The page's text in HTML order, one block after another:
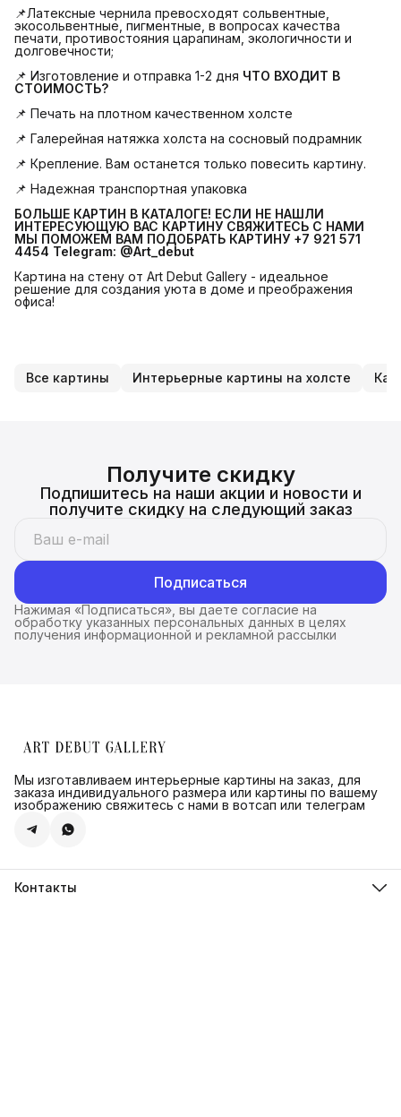
📌Латексные чернила превосходят сольвентные,
экосольвентные, пигментные, в вопросах качества
печати, противостояния царапинам, экологичности и
долговечности;
📌 Изготовление и отправка 1-2 дня ЧТО ВХОДИТ В
СТОИМОСТЬ?
📌 Печать на плотном качественном холсте
📌 Галерейная натяжка холста на сосновый подрамник
📌 Крепление. Вам останется только повесить картину.
📌 Надежная транспортная упаковка
БОЛЬШЕ КАРТИН В КАТАЛОГЕ! ЕСЛИ НЕ НАШЛИ
ИНТЕРЕСУЮЩУЮ ВАС КАРТИНУ СВЯЖИТЕСЬ С НАМИ
МЫ ПОМОЖЕМ ВАМ ПОДОБРАТЬ КАРТИНУ +7 921 571
4454 Telegram: @Art_debut
Картина на стену от Art Debut Gallery - идеальное
решение для создания уюта в доме и преображения
офиса!
Все картины Интерьерные картины на холсте
Получите скидку
Подпишитесь на наши акции и новости и
получите скидку на следующий заказ
Подписаться
Нажимая «Подписаться», вы даете согласие на
обработку указанных персональных данных в целях
получения информационной и рекламной рассылки
Мы изготавливаем интерьерные картины на заказ, для
заказа индивидуального размера или картины по вашему
изображению свяжитесь с нами в вотсап или телеграм
Контакты